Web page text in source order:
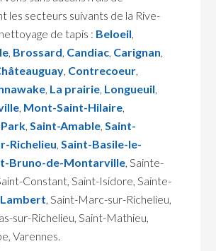
les secteurs suivants de la Rive-
de tapis : Beloeil
Brossard Candiac Carignan
Contrecoeur
La prairie Longueuil
Mont-Saint-Hilaire
Saint-Amable Saint-
Richelieu Saint-Basile-le-
Bruno-de-Montarville , Sainte-
Constant, Saint-Isidore, Sainte-
, Saint-Marc-sur-Richelieu,
sur-Richelieu, Saint-Mathieu,
Varennes.